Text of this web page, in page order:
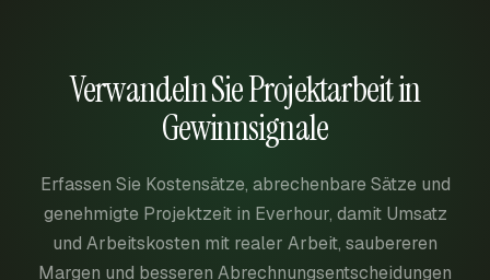
Verwandeln Sie Projektarbeit in
Gewinnsignale
Erfassen Sie Kostensätze, abrechenbare Sätze und
genehmigte Projektzeit in Everhour, damit Umsatz
und Arbeitskosten mit realer Arbeit, saubereren
Margen und besseren Abrechnungsentscheidungen